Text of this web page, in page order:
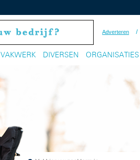
Adverteren /
VAKWERK DIVERSEN ORGANISATIES